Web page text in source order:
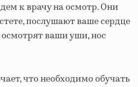
к врачу на осмотр. Они
послушают ваше сердце
ваши уши, нос
что необходимо обучать